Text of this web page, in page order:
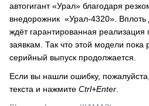
автогигант «Урал» благодаря
внедорожник «Урал-4320». Вплоть
ждёт гарантированная
заявкам. Так что этой модели пока
серийный выпуск продолжается.
Если вы нашли ошибку,
текста и нажмите Ctrl+Enter